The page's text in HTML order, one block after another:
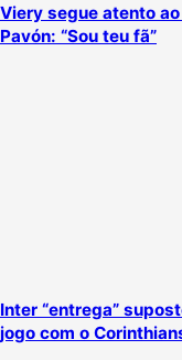
Viery segue atento
Pavón: “Sou teu fã”
Inter “entrega”
jogo com o